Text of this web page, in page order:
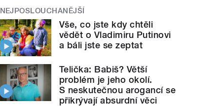
NEJPOSLOUCHANĚJŠÍ
Vše, co jste kdy chtěli
vědět o Vladimiru Putinovi
a báli jste se zeptat
Telička: Babiš? Větší
problém je jeho okolí.
S neskutečnou arogancí se
přikrývají absurdní věci